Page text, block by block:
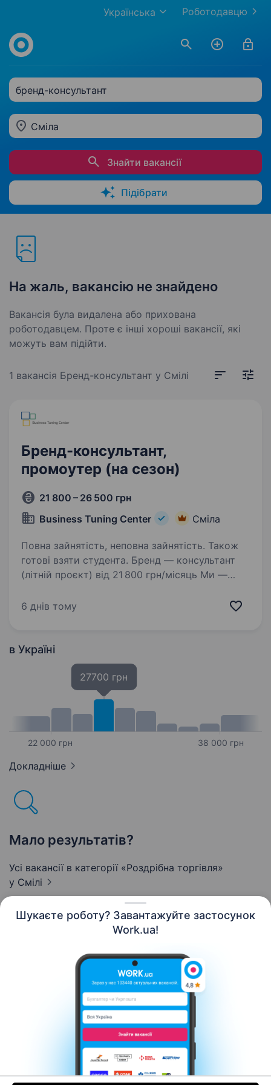
Шукаєте роботу? Завантажуйте застосунок
Work.ua!
Роботодавцю
Українська
бренд-консультант
Сміла
Знайти вакансії
Підібрати
На жаль, вакансію не знайдено
Вакансія була видалена або прихована
роботодавцем. Проте є інші хороші вакансії, які
можуть вам підійти.
1 вакансія Бренд-консультант у Смілі
Бренд-консультант,
промоутер (на сезон)
21 800 – 26 500 грн
Business Tuning Center
Сміла
Повна зайнятість, неповна зайнятість. Також
готові взяти студента. Бренд — консультант
(літній проєкт) від 21 800 грн/місяць Ми —
агенцій маркетингових комунікацій України,
6 днів тому
в Україні
22 000 грн
27700 грн
38 000 грн
Докладніше
Мало результатів?
Усі вакансії в категорії «Роздрібна торгівля»
у Смілі
Контакти Про нас
Кар’єра
Допомога Умови використання